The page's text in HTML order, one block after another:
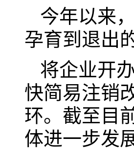
今年以来
孕育到退出
将企业开
快简易注销
环。截至目
体进一步发